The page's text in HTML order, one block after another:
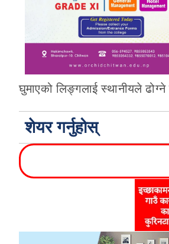
घुमाएको लिङ्गलाई स्थानीयले
शेयर गर्नुहोस्